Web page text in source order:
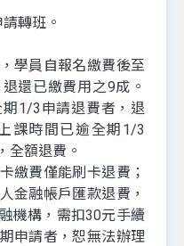
轉班。
學員自報名繳費後至
還已繳費用之9成。
1/3申請退費者，退
課時間已逾全期1/3
全額退費。
繳費僅能刷卡退費；
金融帳戶匯款退費，
機構，需扣30元手續
申請者，恕無法辦理